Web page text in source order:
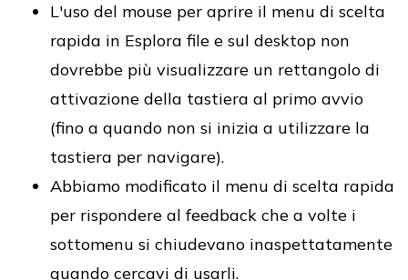
L'uso del mouse per aprire il menu di scelta
rapida in Esplora file e sul desktop non
dovrebbe più visualizzare un rettangolo di
attivazione della tastiera al primo avvio
(fino a quando non si inizia a utilizzare la
tastiera per navigare).
Abbiamo modificato il menu di scelta rapida
per rispondere al feedback che a volte i
sottomenu si chiudevano inaspettatamente
quando cercavi di usarli.